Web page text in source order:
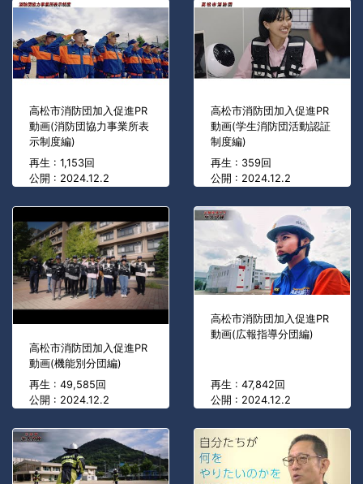
高松市消防団加入促進PR
動画(消防団協力事業所表
示制度編)
再生 : 1,153回
公開 : 2024.12.2
高松市消防団加入促進PR
動画(学生消防団活動認証
制度編)
再生 : 359回
公開 : 2024.12.2
高松市消防団加入促進PR
動画(機能別分団編)
再生 : 49,585回
公開 : 2024.12.2
高松市消防団加入促進PR
動画(広報指導分団編)
再生 : 47,842回
公開 : 2024.12.2